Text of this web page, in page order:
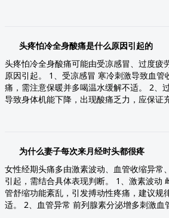
头疼怕冷全身酸痛是什么原因引起的
头疼怕冷全身酸痛可能由受凉感冒、过度疲
原因引起。 1、受凉感冒 寒冷刺激导致血管
痛，需注意保暖并多喝温水缓解不适。 2、
导致身体机能下降，出现酸痛乏力，应保证
为什么妻子每次来月经时头都很疼
女性经期头痛多由激素波动、血管收缩异常
引起，需结合具体表现判断。 1、激素波动
管舒缩功能紊乱，引发搏动性疼痛，建议规
适。 2、血管异常 前列腺素分泌增多刺激血